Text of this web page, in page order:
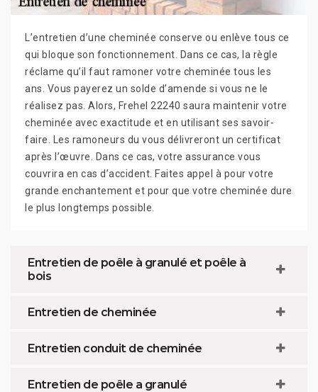
L’entretien d’une cheminée conserve ou enlève tous ce
qui bloque son fonctionnement. Dans ce cas, la règle
réclame qu’il faut ramoner votre cheminée tous les
ans. Vous payerez un solde d’amende si vous ne le
réalisez pas. Alors, Frehel 22240 saura maintenir votre
cheminée avec exactitude et en utilisant ses savoir-
faire. Les ramoneurs du vous délivreront un certificat
après l’œuvre. Dans ce cas, votre assurance vous
couvrira en cas d’accident. Faites appel à pour votre
grande enchantement et pour que votre cheminée dure
le plus longtemps possible.
Entretien de poêle à granulé et poêle à
bois
Entretien de cheminée
Entretien conduit de cheminée
Entretien de poêle a granulé